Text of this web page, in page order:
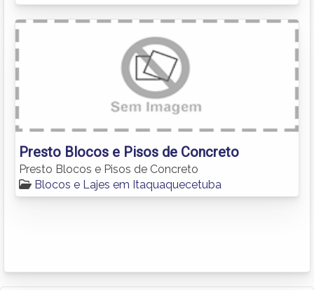
Presto Blocos e Pisos de Concreto
Presto Blocos e Pisos de Concreto
Blocos e Lajes em Itaquaquecetuba